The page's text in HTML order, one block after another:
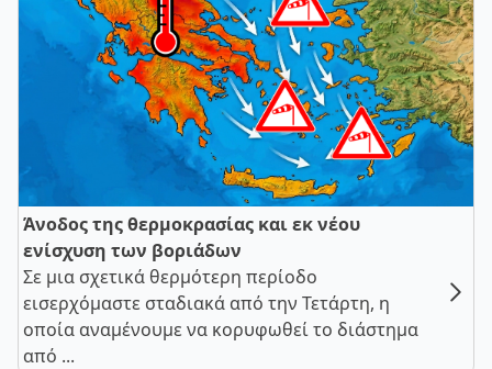
Άνοδος της θερμοκρασίας και εκ νέου
ενίσχυση των βοριάδων
Σε μια σχετικά θερμότερη περίοδο
εισερχόμαστε σταδιακά από την Τετάρτη, η
οποία αναμένουμε να κορυφωθεί το διάστημα
από ...